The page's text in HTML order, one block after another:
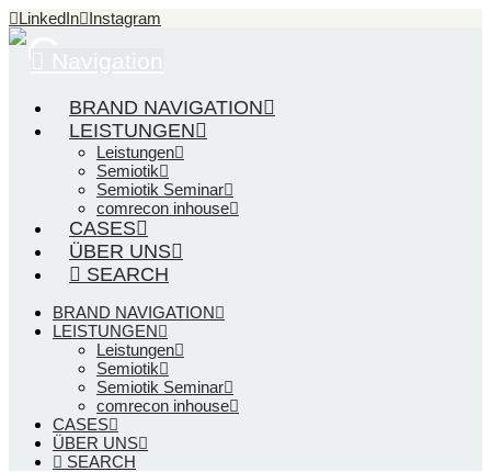
LinkedIn Instagram
Navigation
BRAND NAVIGATION
LEISTUNGEN
Leistungen
Semiotik
Semiotik Seminar
comrecon inhouse
CASES
ÜBER UNS
SEARCH
BRAND NAVIGATION
LEISTUNGEN
Leistungen
Semiotik
Semiotik Seminar
comrecon inhouse
CASES
ÜBER UNS
SEARCH